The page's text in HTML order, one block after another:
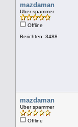
mazdaman
Uber spammer
Offline
Berichten: 3488
mazdaman
Uber spammer
Offline